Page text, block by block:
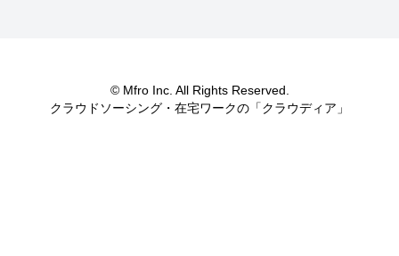
© Mfro Inc. All Rights Reserved.
クラウドソーシング・在宅ワークの「クラウディア」